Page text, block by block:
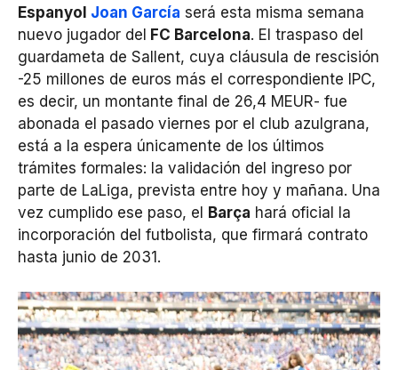
Espanyol Joan García será esta misma semana
nuevo jugador del FC Barcelona. El traspaso del
guardameta de Sallent, cuya cláusula de rescisión
-25 millones de euros más el correspondiente IPC,
es decir, un montante final de 26,4 MEUR- fue
abonada el pasado viernes por el club azulgrana,
está a la espera únicamente de los últimos
trámites formales: la validación del ingreso por
parte de LaLiga, prevista entre hoy y mañana. Una
vez cumplido ese paso, el
Barça hará oficial la
incorporación del futbolista, que firmará contrato
hasta junio de 2031.